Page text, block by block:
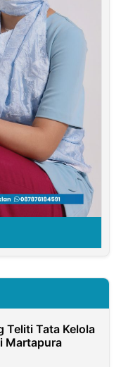
Teliti Tata Kelola
Martapura